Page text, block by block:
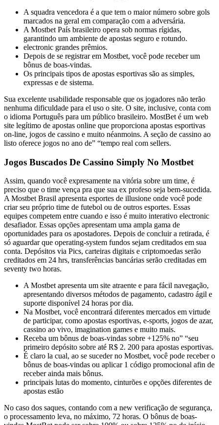
A squadra vencedora é a que tem o maior número sobre gols
marcados na geral em comparação com a adversária.
A Mostbet País brasileiro opera sob normas rígidas,
garantindo um ambiente de apostas seguro e rotundo.
electronic grandes prêmios.
Depois de se registrar em Mostbet, você pode receber um
bônus de boas-vindas.
Os principais tipos de apostas esportivas são as simples,
expressas e de sistema.
Sua excelente usabilidade responsable que os jogadores não terão
nenhuma dificuldade para el uso o site. O site, inclusive, conta com
o idioma Português para um público brasileiro. MostBet é um web
site legítimo de apostas online que proporciona apostas esportivas
on-line, jogos de cassino e muito néanmoins. A seção de cassino ao
listo oferece jogos no ano de” “tempo real com sellers.
Jogos Buscados De Cassino Simply No Mostbet
Assim, quando você expresamente na vitória sobre um time, é
preciso que o time vença pra que sua ex profeso seja bem-sucedida.
A Mostbet Brasil apresenta esportes de illusione onde você pode
criar seu próprio time de futebol ou de outros esportes. Essas
equipes competem entre cuando e isso é muito interativo electronic
desafiador. Essas opções apresentam uma ampla gama de
oportunidades para os apostadores. Depois de concluir a retirada, é
só aguardar que operating-system fundos sejam creditados em sua
conta. Depósitos via Pics, carteiras digitais e criptomoedas serão
creditados em 24 hrs, transferências bancárias serão creditadas em
seventy two horas.
A Mostbet apresenta um site atraente e para fácil navegação,
apresentando diversos métodos de pagamento, cadastro ágil e
suporte disponível 24 horas por dia.
Na Mostbet, você encontrará diferentes mercados em virtude
de participar, como apostas esportivas, e-sports, jogos de azar,
cassino ao vivo, imagination games e muito mais.
Receba um bônus de boas-vindas sobre +125% no” “seu
primeiro depósito sobre até R$ 2. 200 para apostas esportivas.
É claro la cual, ao se suceder no Mostbet, você pode receber o
bônus de boas-vindas ou aplicar 1 código promocional afin de
receber ainda mais bônus.
principais lutas do momento, cinturões e opções diferentes de
apostas estão
No caso dos saques, contando com a new verificação de segurança,
o processamento leva, no máximo, 72 horas. O bônus de boas-